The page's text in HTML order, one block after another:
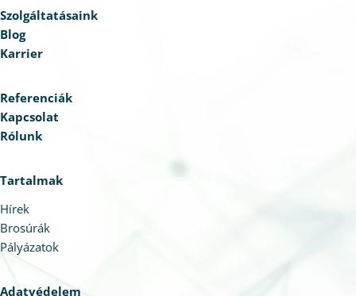
Szolgáltatásaink
Blog
Karrier
Referenciák
Kapcsolat
Rólunk
Tartalmak
Hírek
Brosúrák
Pályázatok
Adatvédelem